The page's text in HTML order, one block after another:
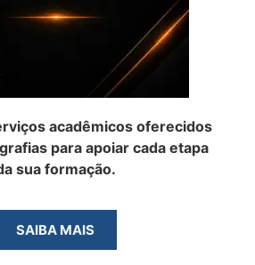
acadêmicos oferecidos
para apoiar cada etapa
sua formação.
SAIBA MAIS